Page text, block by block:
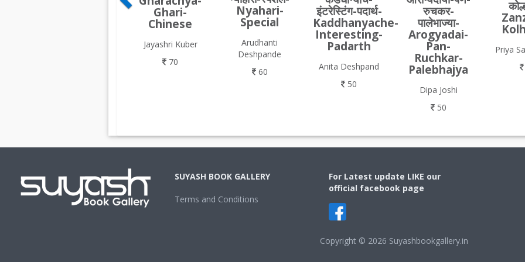
Ghari-
Chinese
Jayashri Kuber
70
Nyahari-
Special
Arudhanti
Deshpande
60
इंटरेस्टिंग-पदार्थ-
Kaddhanyache-
Interesting-
Padarth
Anita Deshpand
50
रुचकर-
पालेभाज्या-
Arogyadai-
Pan-
Ruchkar-
Palebhajya
Dipa Joshi
50
Priya
SUYASH BOOK GALLERY
Terms and Conditions
For Latest update LIKE our
official facebook page
Copyright © 2026 Suyashbookgallery.in